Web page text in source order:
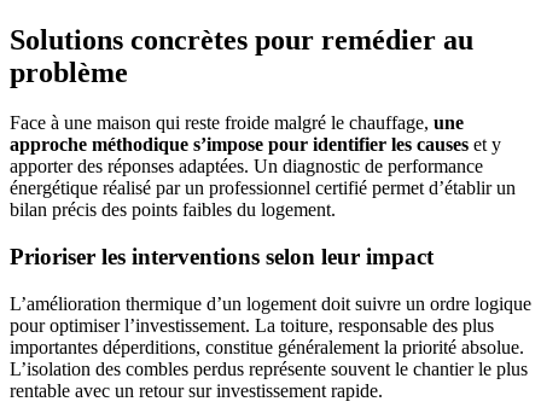
Solutions concrètes pour remédier au
problème
Face à une maison qui reste froide malgré le chauffage, une
approche méthodique s’impose pour identifier les causes et y
apporter des réponses adaptées. Un diagnostic de performance
énergétique réalisé par un professionnel certifié permet d’établir un
bilan précis des points faibles du logement.
Prioriser les interventions selon leur impact
L’amélioration thermique d’un logement doit suivre un ordre logique
pour optimiser l’investissement. La toiture, responsable des plus
importantes déperditions, constitue généralement la priorité absolue.
L’isolation des combles perdus représente souvent le chantier le plus
rentable avec un retour sur investissement rapide.